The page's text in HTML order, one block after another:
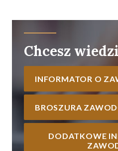
Chcesz
INFORMATOR O
BROSZURA
DODATKOWE